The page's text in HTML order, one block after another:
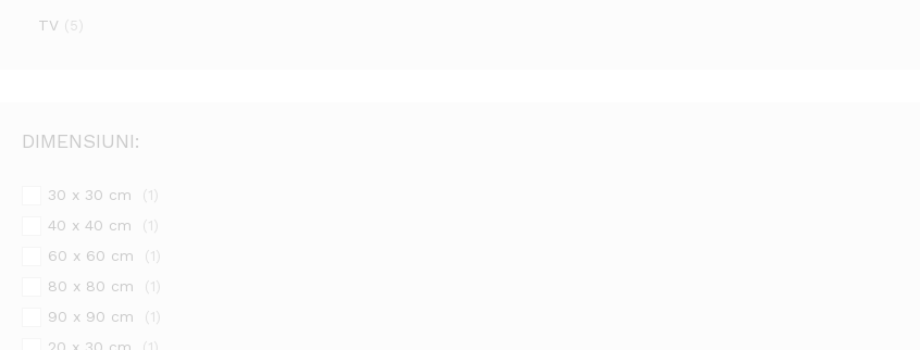
TV (5)
DIMENSIUNI:
30 x 30 cm (1)
40 x 40 cm (1)
60 x 60 cm (1)
80 x 80 cm (1)
90 x 90 cm (1)